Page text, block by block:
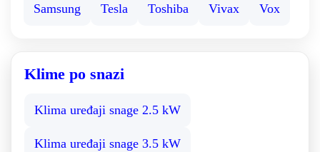
Samsung Tesla Toshiba Vivax Vox
Klime po snazi
Klima uređaji snage 2.5 kW
Klima uređaji snage 3.5 kW